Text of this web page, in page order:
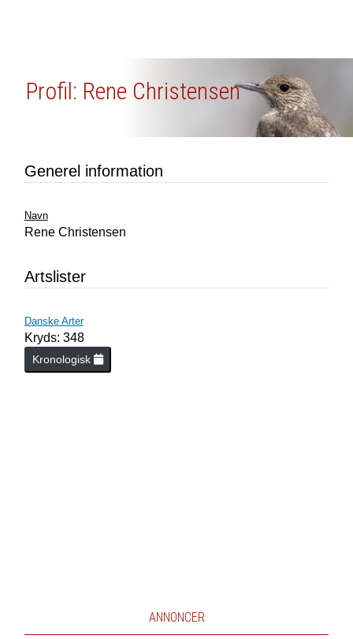
Profil: Rene Christensen
Generel information
Navn
Rene Christensen
Artslister
Danske Arter
Kryds: 348
Kronologisk
ANNONCER